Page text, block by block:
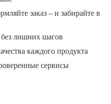
заказ – и забирайте в
без лишних шагов
каждого продукта
сервисы